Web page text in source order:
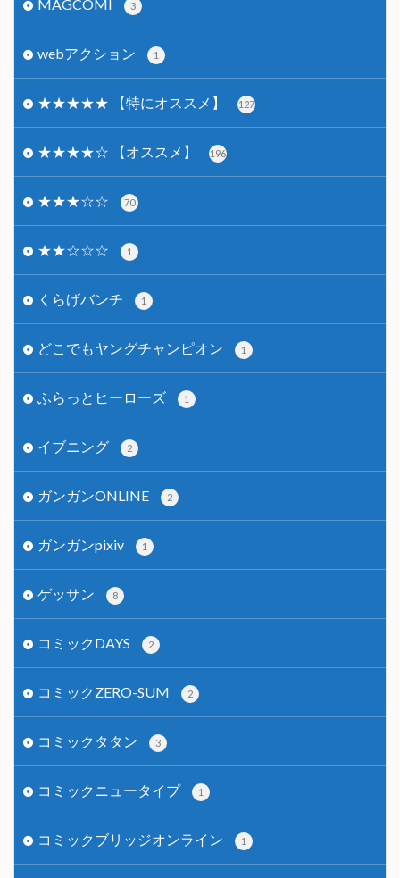
MAGCOMI 3
webアクション 1
★★★★★ 【特にオススメ】 127
★★★★☆ 【オススメ】 196
★★★☆☆ 70
★★☆☆☆ 1
くらげバンチ 1
どこでもヤングチャンピオン 1
ふらっとヒーローズ 1
イブニング 2
ガンガンONLINE 2
ガンガンpixiv 1
ゲッサン 8
コミックDAYS 2
コミックZERO-SUM 2
コミックタタン 3
コミックニュータイプ 1
コミックブリッジオンライン 1